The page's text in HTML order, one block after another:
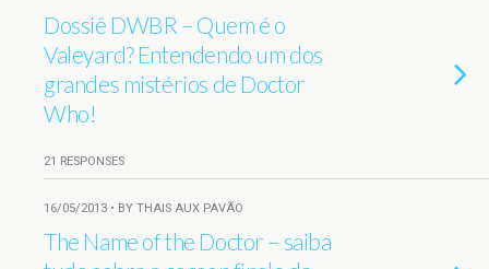
Dossiê DWBR – Quem é o
Valeyard? Entendendo um dos
grandes mistérios de Doctor
Who!
21 RESPONSES
16/05/2013 • BY THAIS AUX PAVÃO
The Name of the Doctor – saiba